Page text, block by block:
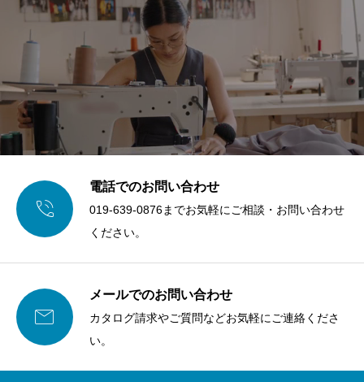

電話でのお問い合わせ
019-639-0876までお気軽にご相談・お問い合わせ
ください。

メールでのお問い合わせ
カタログ請求やご質問などお気軽にご連絡くださ
い。